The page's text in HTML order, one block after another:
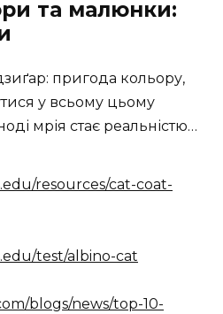
та малюнки:
пригода кольору,
у всьому цьому
мрія стає реальністю…
resources/cat-coat-
test/albino-cat
blogs/news/top-10-